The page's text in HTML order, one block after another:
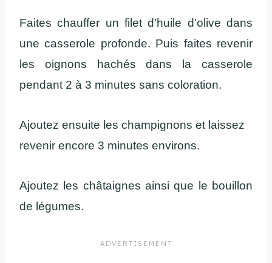
Faites chauffer un filet d’huile d’olive dans
une casserole profonde. Puis faites revenir
les oignons hachés dans la casserole
pendant 2 à 3 minutes sans coloration.
Ajoutez ensuite les champignons et laissez
revenir encore 3 minutes environs.
Ajoutez les châtaignes ainsi que le bouillon
de légumes.